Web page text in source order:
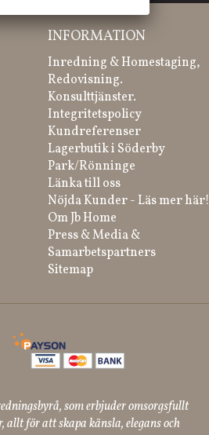
INFORMATION
Inredning & Homestaging,
Redovisning.
Konsulttjänster.
Integritetspolicy
Kundreferenser
Lagerbutik i Söderby
Park/Rönninge
Länka till oss
Nöjda Kunder - Läs mer här!
Om Jb Home
Press & Media &
Samarbetspartners
Sitemap
som erbjuder omsorgsfullt
för att skapa känsla, elegans och